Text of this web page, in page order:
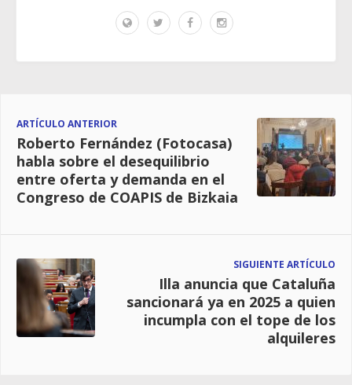
ARTÍCULO ANTERIOR
Roberto Fernández (Fotocasa)
habla sobre el desequilibrio
entre oferta y demanda en el
Congreso de COAPIS de Bizkaia
SIGUIENTE ARTÍCULO
Illa anuncia que Cataluña
sancionará ya en 2025 a quien
incumpla con el tope de los
alquileres